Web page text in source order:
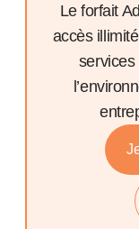
Le forfait
accès
services